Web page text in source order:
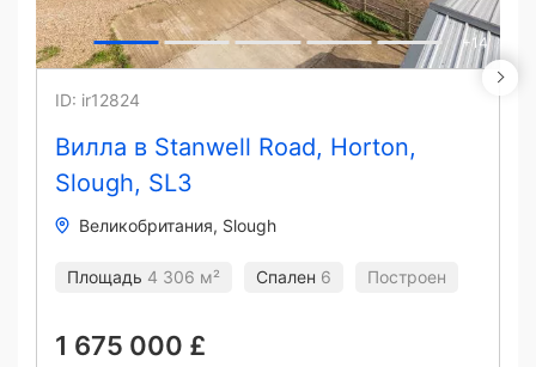
+14
Вилла в Stanwell Road, Horton,
Slough, SL3
ID: ir12824
Великобритания Slough
Площадь 4 306 м² Спален 6 Построен
1 675 000 £